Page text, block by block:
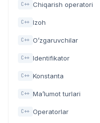
C++ Chiqarish operatori
C++ Izoh
C++ O’zgaruvchilar
C++ Identifikator
C++ Konstanta
C++ Ma’lumot turlari
C++ Operatorlar